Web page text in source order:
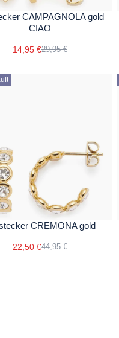
CAMPAGNOLA gold
CIAO
14,95 €29,95 €
CREMONA gold
22,50 €44,95 €